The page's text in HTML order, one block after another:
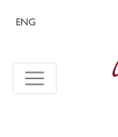
ENG